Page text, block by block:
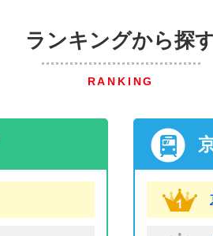
ランキングから探
RANKING